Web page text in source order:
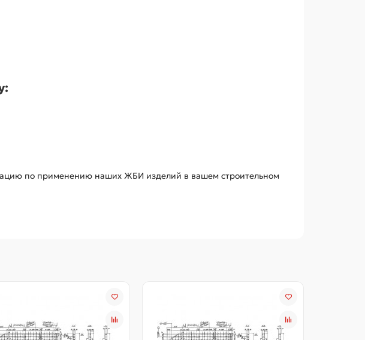
по применению наших ЖБИ изделий в вашем строительном